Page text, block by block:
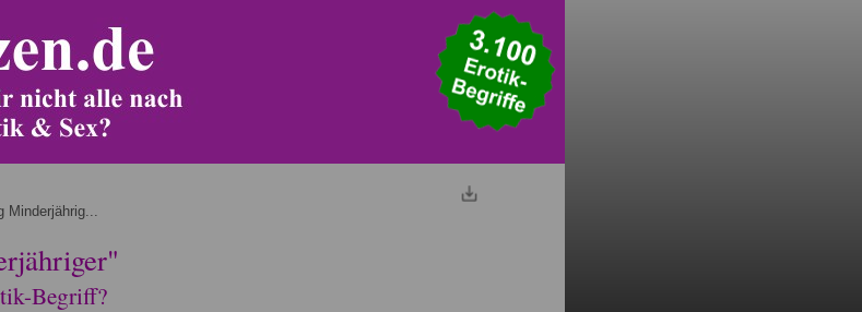
Minderjährig...
Begriff?